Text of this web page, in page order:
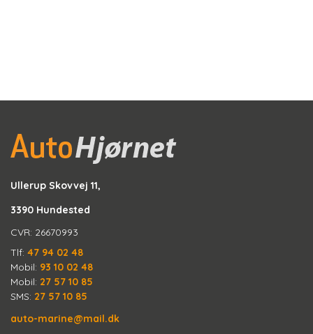
Ullerup Skovvej 11,
3390 Hundested
CVR: 26670993
Tlf: 47 94 02 48
Mobil: 93 10 02 48
Mobil: 27 57 10 85
SMS: 27 57 10 85
auto-marine@mail.dk